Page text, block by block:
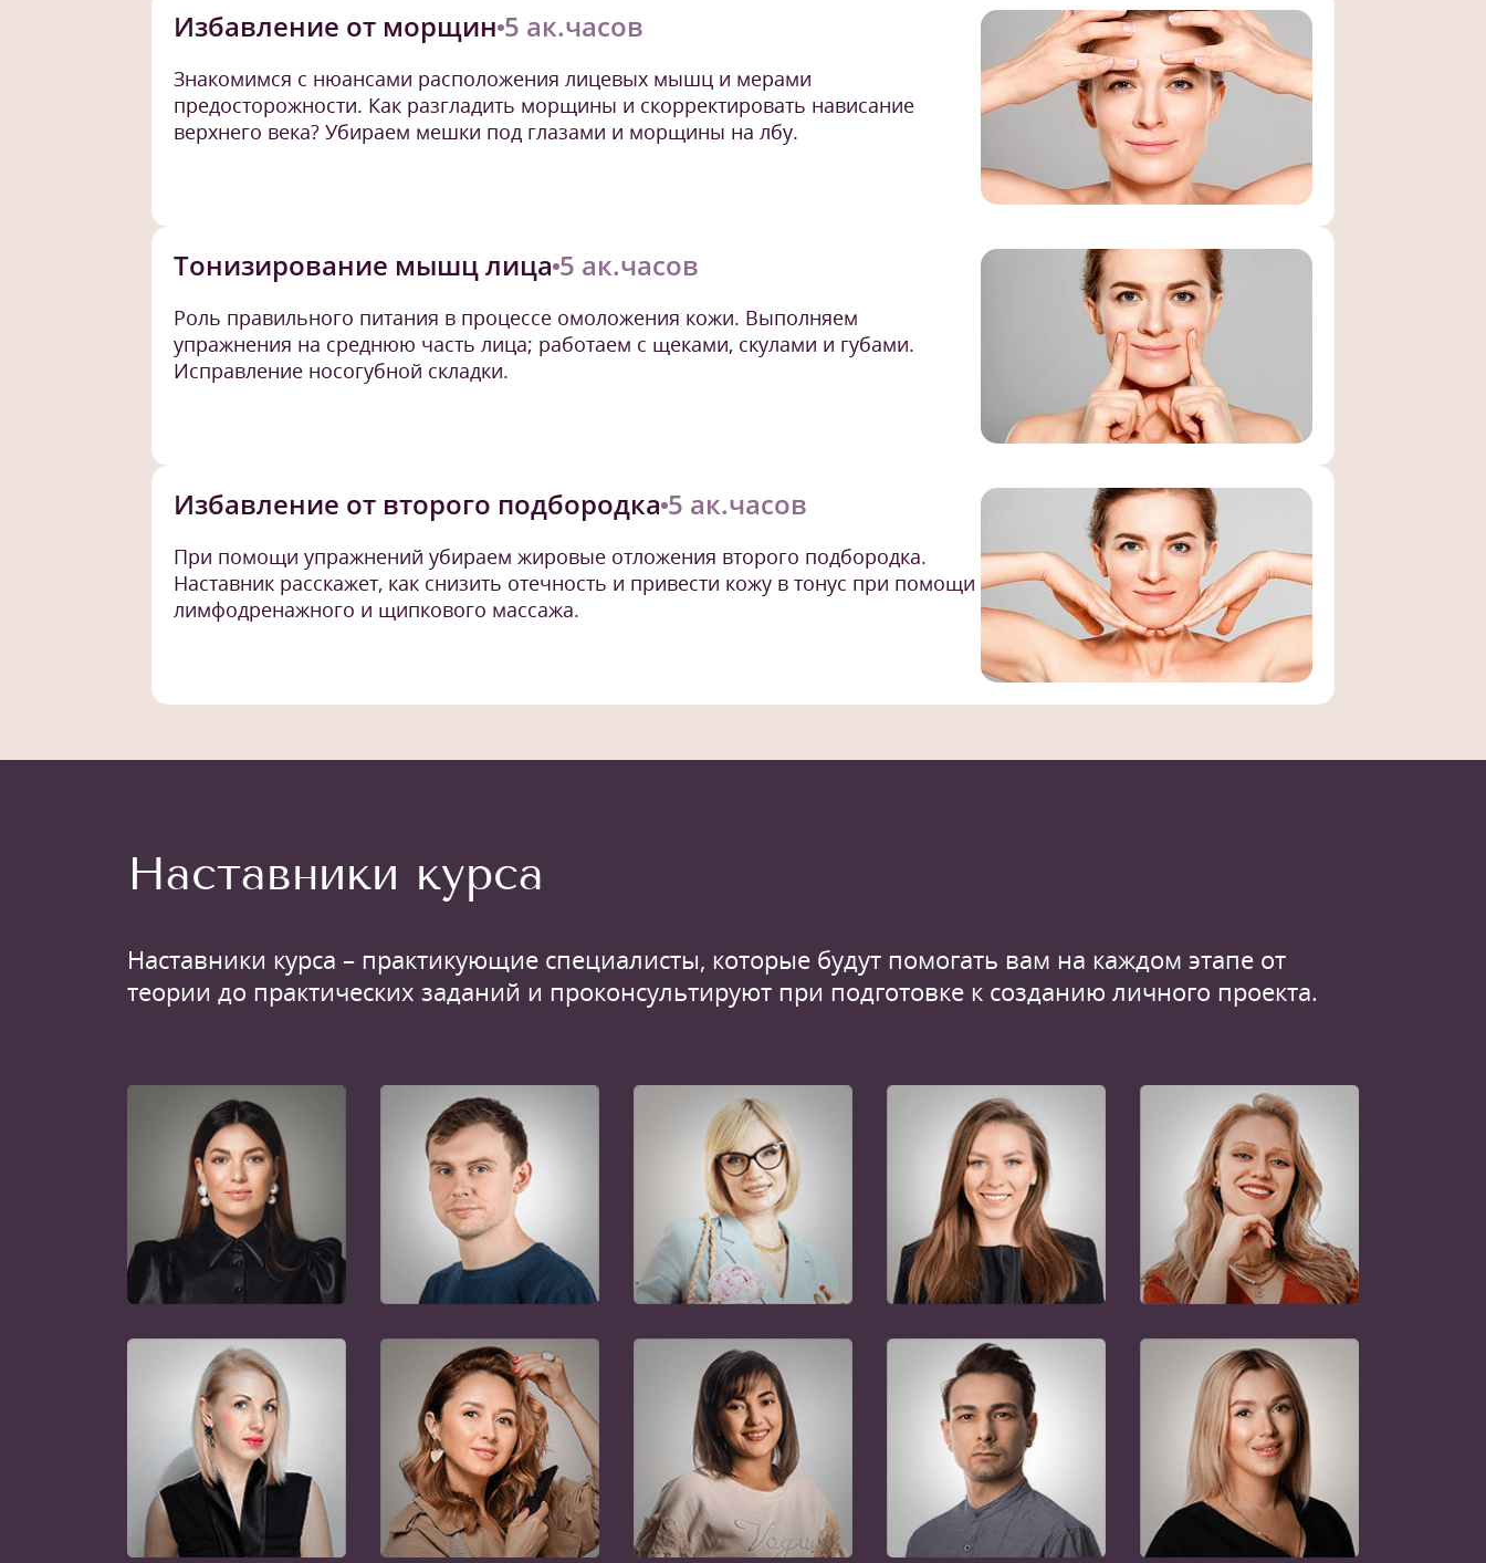
Избавление от морщин 5 ак.часов
Знакомимся с нюансами расположения лицевых мышц и мерами
предосторожности. Как разгладить морщины и скорректировать нависание
верхнего века? Убираем мешки под глазами и морщины на лбу.
Тонизирование мышц лица 5 ак.часов
Роль правильного питания в процессе омоложения кожи. Выполняем
упражнения на среднюю часть лица; работаем с щеками, скулами и губами.
Исправление носогубной складки.
Избавление от второго подбородка 5 ак.часов
При помощи упражнений убираем жировые отложения второго подбородка.
Наставник расскажет, как снизить отечность и привести кожу в тонус при помощи
лимфодренажного и щипкового массажа.
Наставники курса
Наставники курса – практикующие специалисты, которые будут помогать вам на каждом этапе от
теории до практических заданий и проконсультируют при подготовке к созданию личного проекта.